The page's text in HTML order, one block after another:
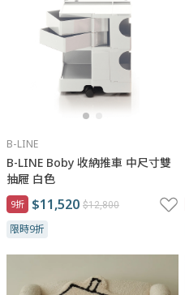
B-LINE
B-LINE Boby 收納推車 中尺寸雙
抽屜 白色
9折 $11,520 $12,800
限時9折